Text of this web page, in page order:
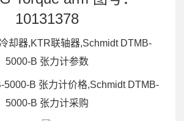
10131378
却器,KTR联轴器,Schmidt DTMB-
5000-B 张力计参数
5000-B 张力计价格,Schmidt DTMB-
5000-B 张力计采购